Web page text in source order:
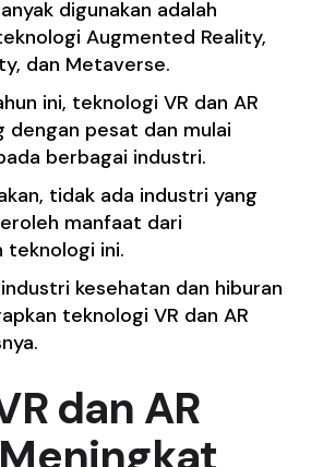
digunakan adalah
Augmented Reality,
dan Metaverse.
ini, teknologi VR dan AR
dengan pesat dan mulai
berbagai industri.
tidak ada industri yang
manfaat dari
teknologi ini.
kesehatan dan hiburan
teknologi VR dan AR
dan AR